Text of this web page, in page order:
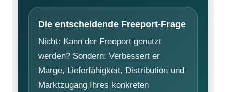
Die entscheidende Freeport-Frage
Nicht: Kann der Freeport genutzt
werden? Sondern: Verbessert er
Marge, Lieferfähigkeit, Distribution und
Marktzugang Ihres konkreten